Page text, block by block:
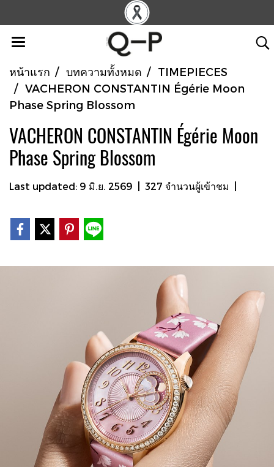
หน้าแรก บทความทั้งหมด
TIMEPIECES
VACHERON CONSTANTIN Égérie Moon
Phase Spring Blossom
VACHERON CONSTANTIN Égérie Moon
Phase Spring Blossom
Last updated: 9 มิ.ย. 2569 327 จำนวนผู้เข้าชม